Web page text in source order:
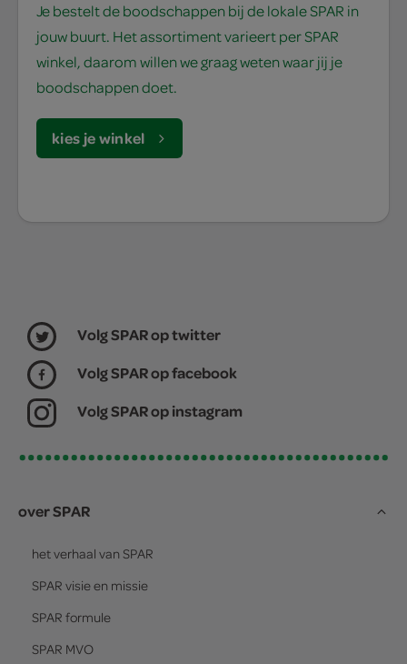
Je bestelt de boodschappen bij de lokale SPAR in
jouw buurt. Het assortiment varieert per SPAR
winkel, daarom willen we graag weten waar jij je
boodschappen doet.
kies je winkel
Volg SPAR op twitter
Volg SPAR op facebook
Volg SPAR op instagram
over SPAR
het verhaal van SPAR
SPAR visie en missie
SPAR formule
SPAR MVO